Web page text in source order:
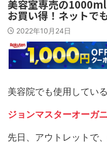
美容室専売の
お買い得！ネットで
2022年10月24日
美容院でも使用してい
ジョンマスターオーガ
先日、アウトレットで